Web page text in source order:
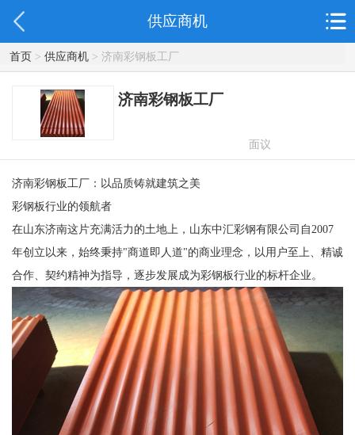
供应商机
首页> 供应商机> 济南彩钢板工厂
济南彩钢板工厂
面议
济南彩钢板工厂：以品质铸就建筑之美
彩钢板行业的领航者
在山东济南这片充满活力的土地上，山东中汇彩钢有限公司自2007
年创立以来，始终秉持"商道即人道"的商业理念，以用户至上、精诚
合作、契约精神为指导，逐步发展成为彩钢板行业的标杆企业。